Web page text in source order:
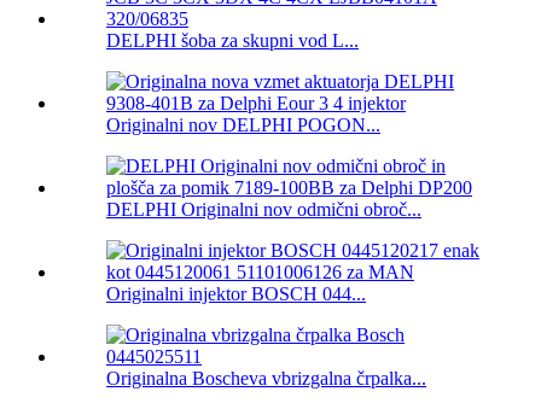
DELPHI šoba za skupni vod L...
Originalni nov DELPHI POGON...
DELPHI Originalni nov odmični obroč...
Originalni injektor BOSCH 044...
Originalna Boscheva vbrizgalna črpalka...